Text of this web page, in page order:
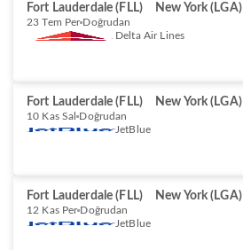
Fort Lauderdale (FLL) New York (LGA)
23 Tem Per Doğrudan
Delta Air Lines
Fort Lauderdale (FLL) New York (LGA)
10 Kas Sal Doğrudan
JetBlue
Fort Lauderdale (FLL) New York (LGA)
12 Kas Per Doğrudan
JetBlue